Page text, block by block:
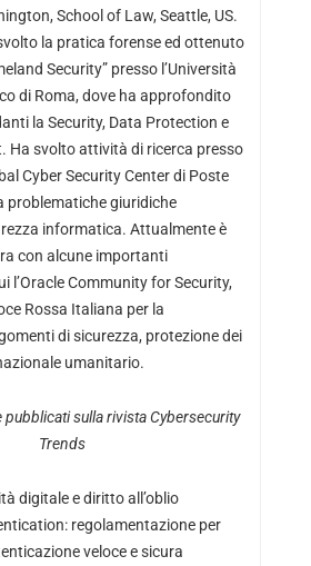
School of Law, Seattle, US.
la pratica forense ed ottenuto
Security” presso l’Università
di Roma, dove ha approfondito
la Security, Data Protection e
Ha svolto attività di ricerca presso
Cyber Security Center di Poste
problematiche giuridiche
informatica. Attualmente è
con alcune importanti
l’Oracle Community for Security,
Rossa Italiana per la
di sicurezza, protezione dei
umanitario.
pubblicati sulla rivista Cybersecurity
Trends
digitale e diritto all’oblio
regolamentazione per
veloce e sicura